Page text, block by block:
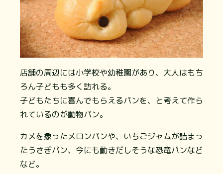
店舗の周辺には小学校や幼稚園があり、大人はもち
ろん子どもも多く訪れる。
子どもたちに喜んでもらえるパンを、と考えて作ら
れているのが動物パン。
カメを象ったメロンパンや、いちごジャムが詰まっ
たうさぎパン、今にも動きだしそうな恐竜パンなど
など。